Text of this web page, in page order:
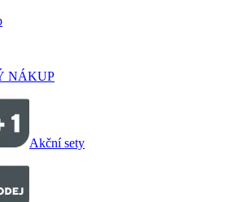
NÁKUP
Akční sety